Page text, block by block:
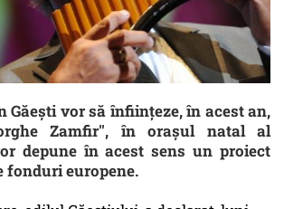
vor să înfiinţeze, în acest an,
Zamfir'', în oraşul natal al
depune în acest sens un proiect
fonduri europene.